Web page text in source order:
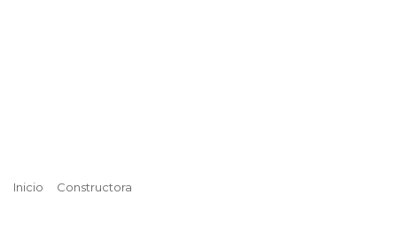
Inicio Constructora